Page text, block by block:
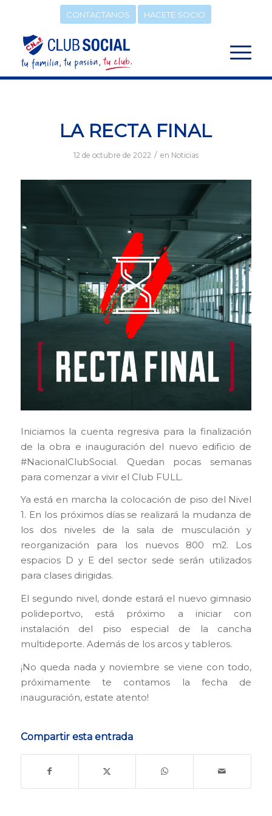
CONTACTANOS HACETE SOCIO
LA RECTA FINAL
12 de octubre de 2022 / en Noticias
Iniciamos la cuenta regresiva para la finalización
de la obra e inauguración del nuevo edificio de
#NacionalClubSocial. Quedan pocas semanas
para comenzar a vivir el Club FULL.
Ya está en marcha la colocación de piso del Nivel
1. En los próximos días se realizará la mudanza de
los dos niveles de la sala de musculación y
reorganización para los nuevos 800 m2. Los
espacios D y E del sector sede serán utilizados
para clases dirigidas.
El segundo nivel, donde estará el nuevo gimnasio
polideportvo, está próximo a iniciar con
instalación del piso especial de la cancha
multideporte. Además de los arcos y tableros.
¡No queda nada y noviembre se viene con todo,
próximamente te contamos la fecha de
inauguración, estate atento!
Compartir esta entrada